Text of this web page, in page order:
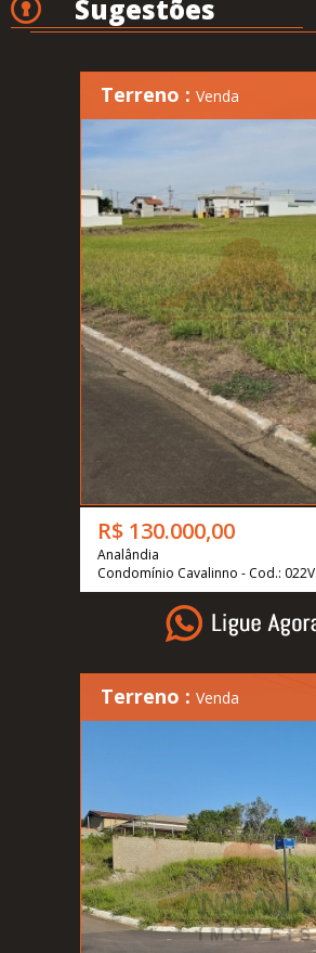
Sugestões
Terreno : Venda
R$ 130.000,00
Analândia
Condomínio Cavalinno - Cod.: 022V
Terreno : Venda